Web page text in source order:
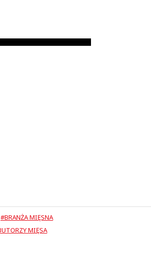
#BRANŻA MIĘSNA
MIĘSA